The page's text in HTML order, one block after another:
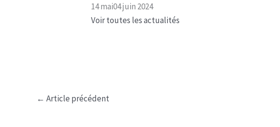
14 mai04 juin 2024
Voir toutes les actualités
← Article précédent